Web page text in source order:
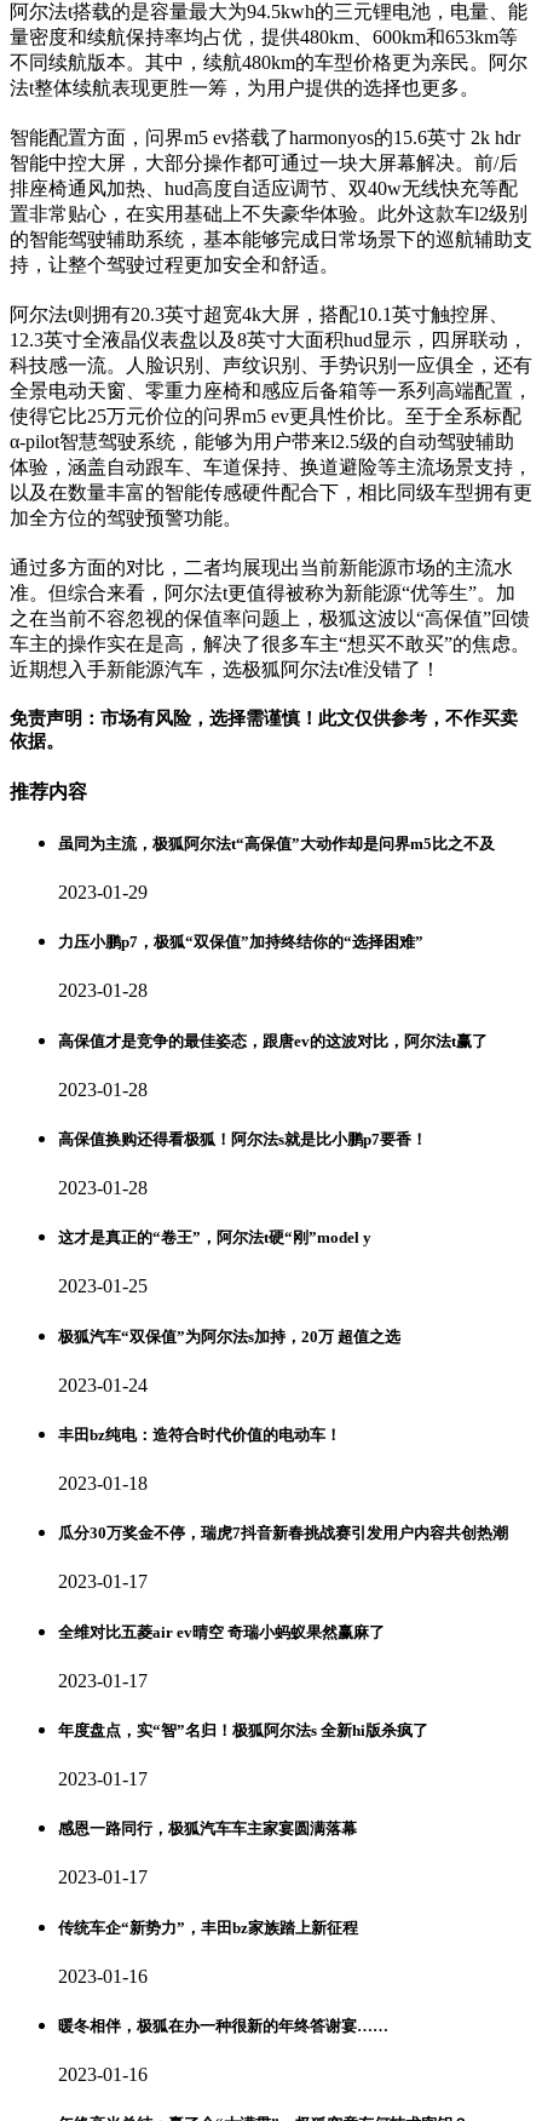
阿尔法t搭载的是容量最大为94.5kwh的三元锂电池，电量、能
量密度和续航保持率均占优，提供480km、600km和653km等
不同续航版本。其中，续航480km的车型价格更为亲民。阿尔
法t整体续航表现更胜一筹，为用户提供的选择也更多。
智能配置方面，问界m5 ev搭载了harmonyos的15.6英寸 2k hdr
智能中控大屏，大部分操作都可通过一块大屏幕解决。前/后
排座椅通风加热、hud高度自适应调节、双40w无线快充等配
置非常贴心，在实用基础上不失豪华体验。此外这款车l2级别
的智能驾驶辅助系统，基本能够完成日常场景下的巡航辅助支
持，让整个驾驶过程更加安全和舒适。
阿尔法t则拥有20.3英寸超宽4k大屏，搭配10.1英寸触控屏、
12.3英寸全液晶仪表盘以及8英寸大面积hud显示，四屏联动，
科技感一流。人脸识别、声纹识别、手势识别一应俱全，还有
全景电动天窗、零重力座椅和感应后备箱等一系列高端配置，
使得它比25万元价位的问界m5 ev更具性价比。至于全系标配
α-pilot智慧驾驶系统，能够为用户带来l2.5级的自动驾驶辅助
体验，涵盖自动跟车、车道保持、换道避险等主流场景支持，
以及在数量丰富的智能传感硬件配合下，相比同级车型拥有更
加全方位的驾驶预警功能。
通过多方面的对比，二者均展现出当前新能源市场的主流水
准。但综合来看，阿尔法t更值得被称为新能源“优等生”。加
之在当前不容忽视的保值率问题上，极狐这波以“高保值”回馈
车主的操作实在是高，解决了很多车主“想买不敢买”的焦虑。
近期想入手新能源汽车，选极狐阿尔法t准没错了！
免责声明：市场有风险，选择需谨慎！此文仅供参考，不作买卖
依据。
推荐内容
虽同为主流，极狐阿尔法t“高保值”大动作却是问界m5比之不及
2023-01-29
力压小鹏p7，极狐“双保值”加持终结你的“选择困难”
2023-01-28
高保值才是竞争的最佳姿态，跟唐ev的这波对比，阿尔法t赢了
2023-01-28
高保值换购还得看极狐！阿尔法s就是比小鹏p7要香！
2023-01-28
这才是真正的“卷王”，阿尔法t硬“刚”model y
2023-01-25
极狐汽车“双保值”为阿尔法s加持，20万 超值之选
2023-01-24
丰田bz纯电：造符合时代价值的电动车！
2023-01-18
瓜分30万奖金不停，瑞虎7抖音新春挑战赛引发用户内容共创热潮
2023-01-17
全维对比五菱air ev晴空 奇瑞小蚂蚁果然赢麻了
2023-01-17
年度盘点，实“智”名归！极狐阿尔法s 全新hi版杀疯了
2023-01-17
感恩一路同行，极狐汽车车主家宴圆满落幕
2023-01-17
传统车企“新势力”，丰田bz家族踏上新征程
2023-01-16
暖冬相伴，极狐在办一种很新的年终答谢宴……
2023-01-16